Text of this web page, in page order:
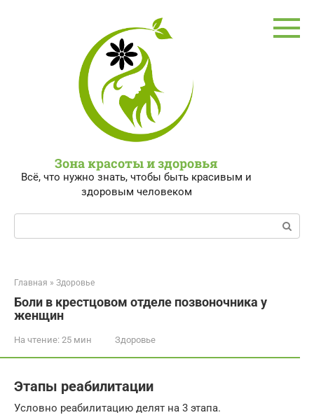
Зона красоты и здоровья
Всё, что нужно знать, чтобы быть красивым и
здоровым человеком
Поиск:
Главная » Здоровье
Боли в крестцовом отделе позвоночника у
женщин
На чтение: 25 мин Здоровье
Этапы реабилитации
Условно реабилитацию делят на 3 этапа.